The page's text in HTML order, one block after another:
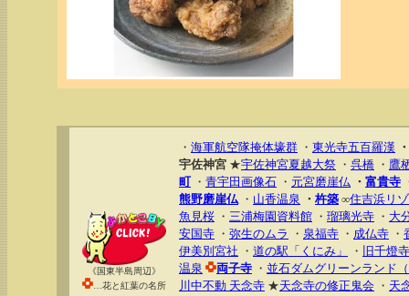
《国東半島周辺》
…花と紅葉の名所
・ 海軍航空隊掩体壕群 ・ 東光寺五百羅漢 ・
宇佐神宮 ★宇佐神宮夏越大祭 ・ 呉橋 ・ 鷹
町・ 青宇田画像石 ・ 元宮磨崖仏 ・ 富貴寺
熊野磨崖仏・ 山香温泉 ・ 杵築 ∞住吉浜リ
魚見桜 ・ 三浦梅園資料館 ・ 瑠璃光寺 ・ 大
安国寺 ・ 弥生のムラ ・ 泉福寺 ・ 成仏寺 ・
伊美別宮社 ・ 道の駅「くにみ」 ・
旧千燈
温泉
両子寺 ・ 並石ダムグリーンランド
川中不動 天念寺 ★天念寺の修正鬼会 ・ 天